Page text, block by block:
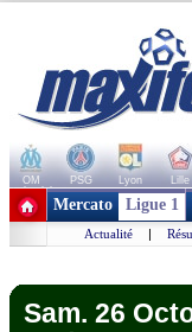
OM PSG Lyon Lille
+ de clubs
Mercato Ligue 1
Actualité |
Sam. 26